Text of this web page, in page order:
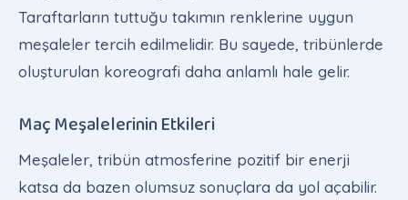
Taraftarların tuttuğu takımın renklerine uygun
meşaleler tercih edilmelidir. Bu sayede, tribünlerde
oluşturulan koreografi daha anlamlı hale gelir.
Maç Meşalelerinin Etkileri
Meşaleler, tribün atmosferine pozitif bir enerji
katsa da bazen olumsuz sonuçlara da yol açabilir.